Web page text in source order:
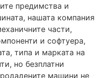
предимства и
нашата компания
части,
и софтуера,
типа и марката на
но безплатни
машини не